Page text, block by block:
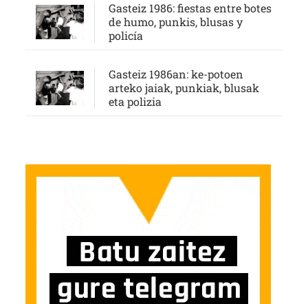
Gasteiz 1986: fiestas entre botes
de humo, punkis, blusas y
policía
Gasteiz 1986an: ke-potoen
arteko jaiak, punkiak, blusak
eta polizia